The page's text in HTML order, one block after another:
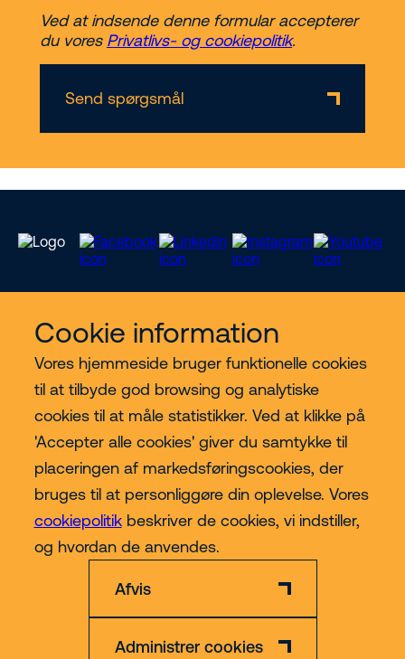
Cookie information
Vores hjemmeside bruger funktionelle cookies
til at tilbyde god browsing og analytiske
cookies til at måle statistikker. Ved at klikke på
'Accepter alle cookies' giver du samtykke til
placeringen af markedsføringscookies, der
bruges til at personliggøre din oplevelse. Vores
cookiepolitikbeskriver de cookies, vi indstiller,
og hvordan de anvendes.
Afvis
Administrer cookies
Ved at indsende denne formular accepterer
du vores Privatlivs- og cookiepolitik.
Send spørgsmål
Vores services
Lift kategorier
Contact
Mere